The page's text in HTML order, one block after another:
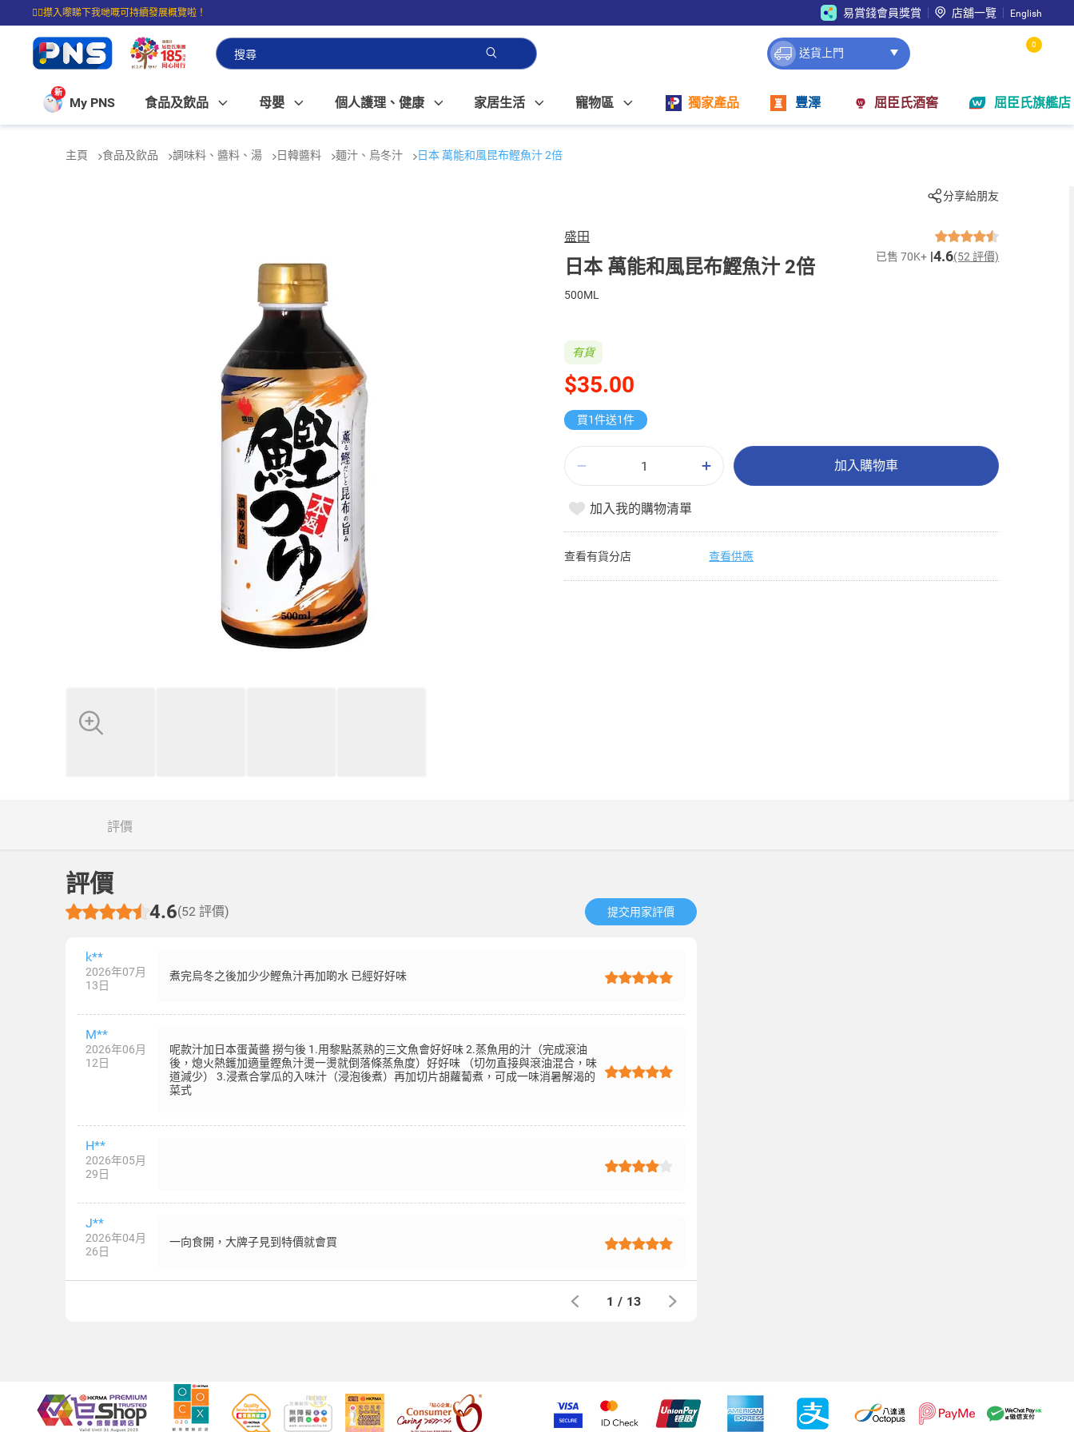
☝🏼㩒入嚟睇下我哋嘅可持續發展概覽啦！
⭐購物滿$399即享免費送貨；滿$100即可免費店取。
易賞錢會員獎賞 店舖一覽 English
送貨上門
0
新
My PNS 食品及飲品 母嬰 個人護理、健康 家居生活 寵物區 獨家產品 豐澤 屈臣氏酒窖 屈臣氏旗艦店
主頁 食品及飲品 調味料、醬料、湯 日韓醬料 麵汁、烏冬汁 日本 萬能和風昆布鰹魚汁 2倍
分享給朋友
盛田
日本 萬能和風昆布鰹魚汁 2倍 已售 70K+ 4.6(52 評價)
500ML
$35.00
有貨
買1件送1件
加入購物車
加入我的購物清單
查看有貨分店 查看供應
評價
評價
4.6(52 評價) 提交用家評價​
k**
2026年07月
13日
煮完烏冬之後加少少鰹魚汁再加啲水 已經好好味
M**
2026年06月
12日
呢款汁加日本蛋黃醬 撈勻後 1.用黎點蒸熟的三文魚會好好味 2.蒸魚用的汁（完成滾油
後，熄火熱鑊加適量鏗魚汁燙一燙就倒落條蒸魚度）好好味 （切勿直接與滾油混合，味
道減少） 3.浸煮合掌瓜的入味汁（浸泡後煮）再加切片胡蘿蔔煮，可成一味消暑解渴的
菜式
H**
2026年05月
29日
J**
2026年04月
26日
一向食開，大牌子見到特價就會買
1 / 13